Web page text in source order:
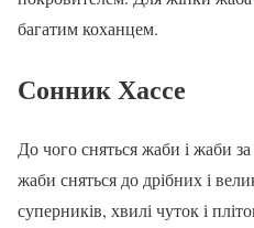
багатим коханцем.
Сонник Хассе
До чого сняться жаби і жаби
жаби сняться до дрібних і
суперників, хвилі чуток і